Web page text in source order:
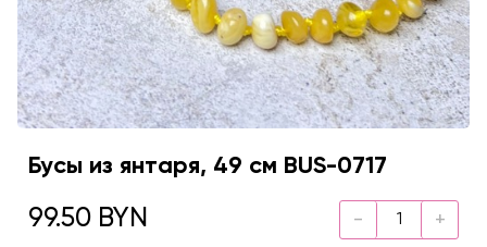
Бусы из янтаря, 49 см BUS-0717
99.50 BYN